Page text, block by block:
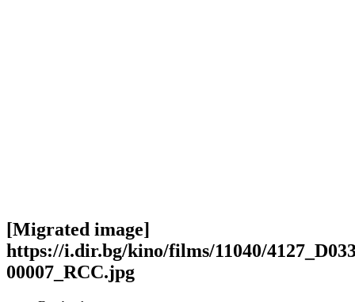
[Migrated image]
https://i.dir.bg/kino/films/11040/
00007_RCC.jpg